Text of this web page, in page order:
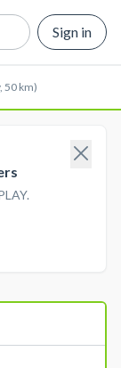
Sign in
50 km)